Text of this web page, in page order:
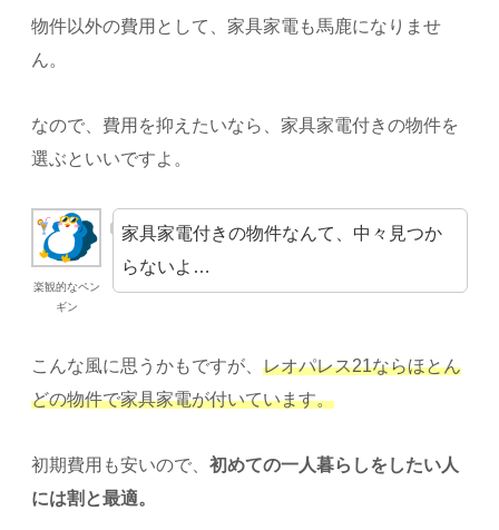
物件以外の費用として、家具家電も馬鹿になりませ
ん。
なので、費用を抑えたいなら、家具家電付きの物件を
選ぶといいですよ。
楽観的なペン
ギン
家具家電付きの物件なんて、中々見つか
らないよ…
こんな風に思うかもですが、レオパレス21ならほとん
どの物件で家具家電が付いています。
初期費用も安いので、初めての一人暮らしをしたい人
には割と最適。